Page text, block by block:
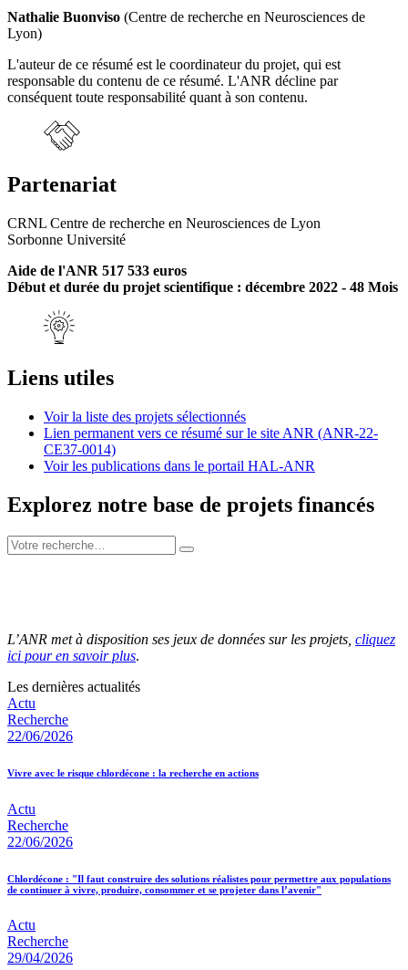
Nathalie Buonviso (Centre de recherche en Neurosciences de
Lyon)
L'auteur de ce résumé est le coordinateur du projet, qui est
responsable du contenu de ce résumé. L'ANR décline par
conséquent toute responsabilité quant à son contenu.
Partenariat
CRNL Centre de recherche en Neurosciences de Lyon
Sorbonne Université
Aide de l'ANR 517 533 euros
Début et durée du projet scientifique : décembre 2022 - 48 Mois
Liens utiles
Voir la liste des projets sélectionnés
Lien permanent vers ce résumé sur le site ANR (ANR-22-
CE37-0014)
Voir les publications dans le portail HAL-ANR
Explorez notre base de projets financés
L’ANR met à disposition ses jeux de données sur les projets, cliquez
ici pour en savoir plus.
Les dernières actualités
Actu
Recherche
22/06/2026
Vivre avec le risque chlordécone : la recherche en actions
Actu
Recherche
22/06/2026
Chlordécone : "Il faut construire des solutions réalistes pour permettre aux populations
de continuer à vivre, produire, consommer et se projeter dans l’avenir"
Actu
Recherche
29/04/2026